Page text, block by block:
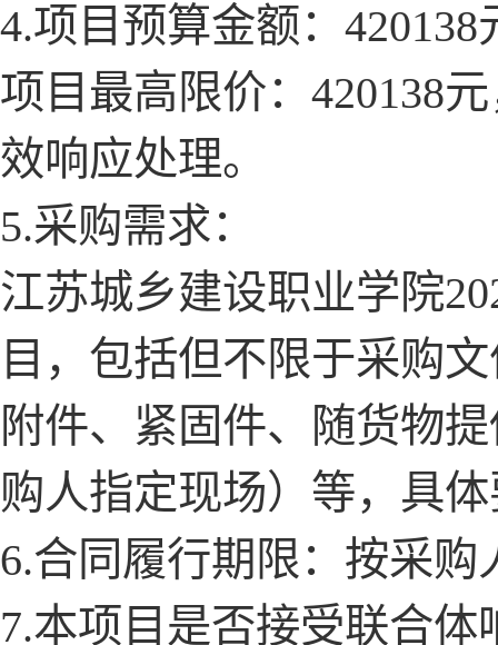
4.项目预算金额：420138
项目最高限价： 420138
效响应处理。
5.采购需求：
江苏城乡建设职业学院
目，包括但不限于采购
附件、紧固件、随货物
购人指定现场）等，具
6.合同履行期限：按采
7.本项目是否接受联合体